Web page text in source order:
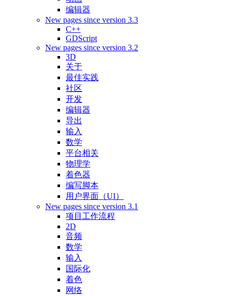
编辑器
New pages since version 3.3
C++
GDScript
New pages since version 3.2
3D
关于
最佳实践
社区
开发
编辑器
导出
输入
数学
平台相关
物理学
着色器
编写脚本
用户界面（UI）
New pages since version 3.1
项目工作流程
2D
音频
数学
输入
国际化
着色
网络